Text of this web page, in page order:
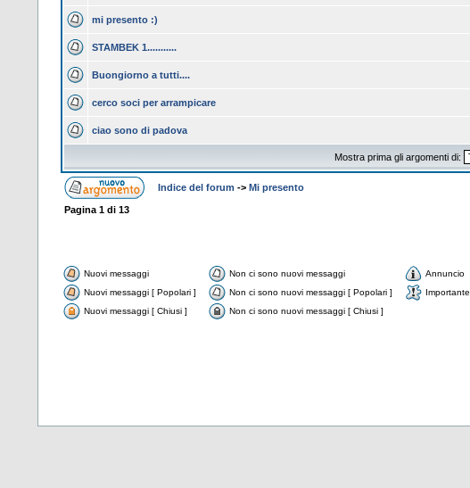
mi presento :)
STAMBEK 1...........
Buongiorno a tutti....
cerco soci per arrampicare
ciao sono di padova
Mostra prima gli argomenti di:
Indice del forum -> Mi presento
Pagina 1di 13
Nuovi messaggi Non ci sono nuovi messaggi
Annuncio
Nuovi messaggi [ Popolari ]
Non ci sono nuovi messaggi [ Popolari ]
Importante
Nuovi messaggi [ Chiusi ]
Non ci sono nuovi messaggi [ Chiusi ]